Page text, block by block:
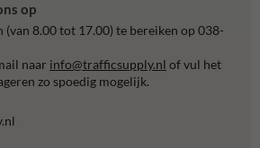
op
8.00 tot 17.00) te bereiken op 038-
naar info@trafficsupply.nl of vul het
zo spoedig mogelijk.